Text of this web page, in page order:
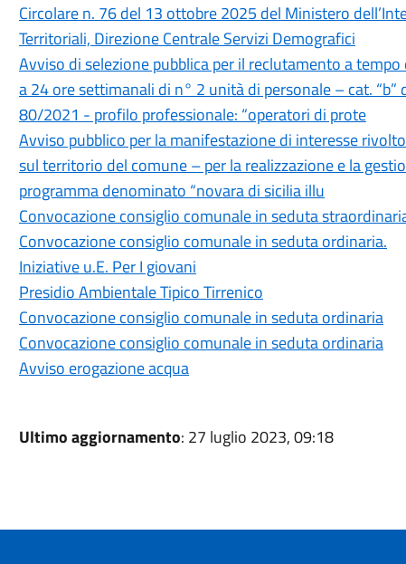
Circolare n. 76 del 13 ottobre 2025 del Ministero
Territoriali, Direzione Centrale Servizi Demografici
Avviso di selezione pubblica per il reclutamento a
a 24 ore settimanali di n° 2 unità di personale – cat.
80/2021 - profilo professionale: “operatori di prote
Avviso pubblico per la manifestazione di interesse
sul territorio del comune – per la realizzazione e la
programma denominato “novara di sicilia illu
Convocazione consiglio comunale in seduta
Convocazione consiglio comunale in seduta ordinaria.
Iniziative u.E. Per I giovani
Presidio Ambientale Tipico Tirrenico
Convocazione consiglio comunale in seduta ordinaria
Convocazione consiglio comunale in seduta ordinaria
Avviso erogazione acqua
Ultimo aggiornamento: 27 luglio 2023, 09:18